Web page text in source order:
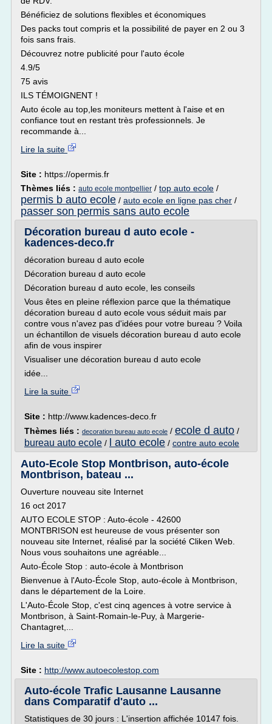
Bénéficiez de solutions flexibles et économiques
Des packs tout compris et la possibilité de payer en 2 ou 3
fois sans frais.
Découvrez notre publicité pour l'auto école
4.9/5
75 avis
ILS TÉMOIGNENT !
Auto école au top,les moniteurs mettent à l'aise et en
confiance tout en restant très professionnels. Je
recommande à...
Lire la suite
Site : https://opermis.fr
Thèmes liés : auto ecole montpellier / top auto ecole /
permis b auto ecole / auto ecole en ligne pas cher /
passer son permis sans auto ecole
Décoration bureau d auto ecole -
kadences-deco.fr
décoration bureau d auto ecole
Décoration bureau d auto ecole
Décoration bureau d auto ecole, les conseils
Vous êtes en pleine réflexion parce que la thématique
décoration bureau d auto ecole vous séduit mais par
contre vous n'avez pas d'idées pour votre bureau ? Voila
un échantillon de visuels décoration bureau d auto ecole
afin de vous inspirer
Visualiser une décoration bureau d auto ecole
idée...
Lire la suite
Site : http://www.kadences-deco.fr
Thèmes liés : decoration bureau auto ecole / ecole d auto /
bureau auto ecole / l auto ecole / contre auto ecole
Auto-Ecole Stop Montbrison, auto-école
Montbrison, bateau ...
Ouverture nouveau site Internet
16 oct 2017
AUTO ECOLE STOP : Auto-école - 42600
MONTBRISON est heureuse de vous présenter son
nouveau site Internet, réalisé par la société Cliken Web.
Nous vous souhaitons une agréable...
Auto-École Stop : auto-école à Montbrison
Bienvenue à l'Auto-École Stop, auto-école à Montbrison,
dans le département de la Loire.
L'Auto-École Stop, c'est cinq agences à votre service à
Montbrison, à Saint-Romain-le-Puy, à Margerie-
Chantagret,...
Lire la suite
Site : http://www.autoecolestop.com
Auto-école Trafic Lausanne Lausanne
dans Comparatif d'auto ...
Statistiques de 30 jours : L'insertion affichée 10147 fois.